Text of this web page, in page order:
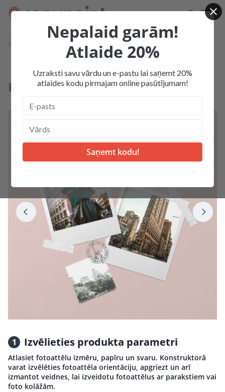
Produkcija
Polaroid foto un produkti
Polaroid fotogrāfijas
Polaroid fotogrāfijas
Top
1 Izvēlieties produkta parametri
Atlasiet fotoattēlu izmēru, papīru un svaru. Konstruktorā
varat izvēlēties fotoattēla orientāciju, apgriezt un arī
izmantot veidnes, lai izveidotu fotoattēlus ar parakstiem vai
foto kolāžām.
Nepalaid garām!
Atlaide 20%
Uzraksti savu vārdu un e-pastu lai saņemt 20%
atlaides kodu pirmajam online pasūtījumam!